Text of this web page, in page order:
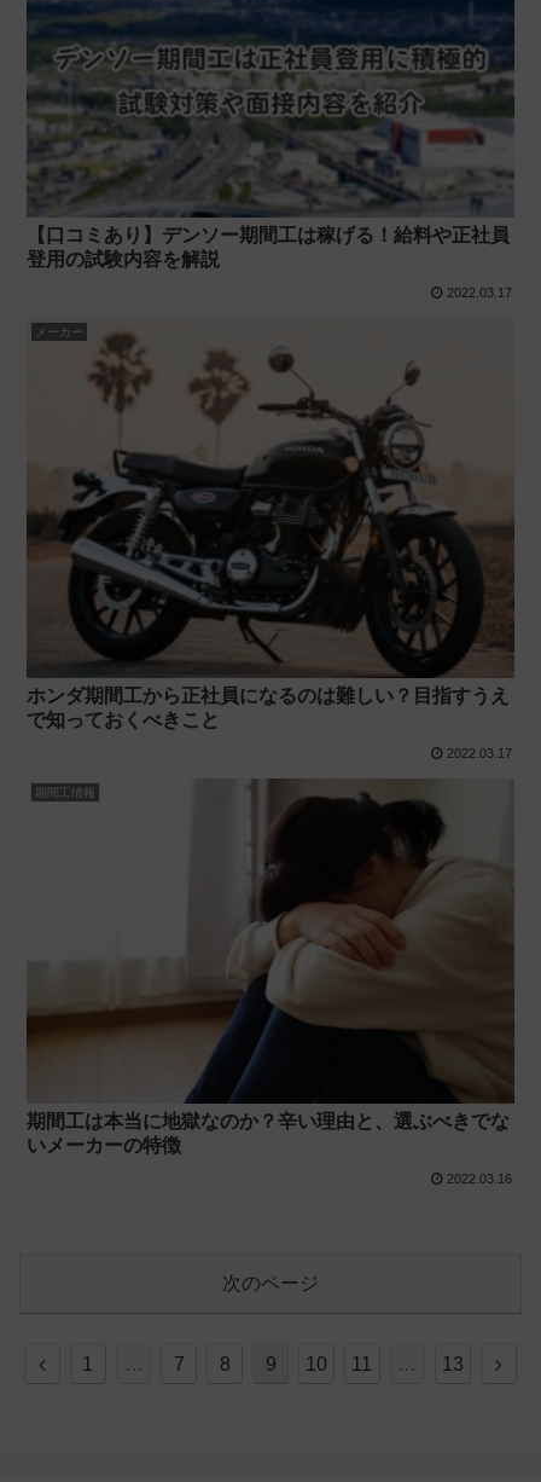
【口コミあり】デンソー期間工は稼げる！給料や正社員
登用の試験内容を解説
2022.03.17
メーカー
ホンダ期間工から正社員になるのは難しい？目指すうえ
で知っておくべきこと
2022.03.17
期間工情報
期間工は本当に地獄なのか？辛い理由と、選ぶべきでな
いメーカーの特徴
2022.03.16
次のページ
前
1 … 7 8 9 10 11 … 13
次